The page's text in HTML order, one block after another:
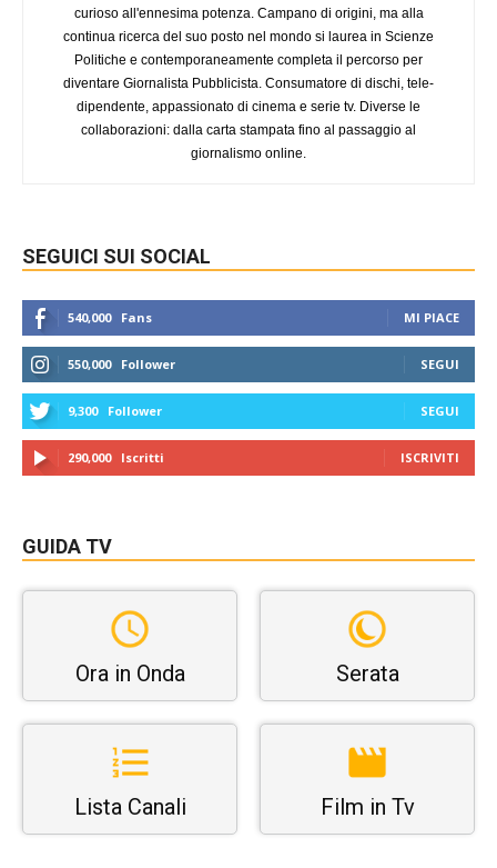
curioso all'ennesima potenza. Campano di origini, ma alla
continua ricerca del suo posto nel mondo si laurea in Scienze
Politiche e contemporaneamente completa il percorso per
diventare Giornalista Pubblicista. Consumatore di dischi, tele-
dipendente, appassionato di cinema e serie tv. Diverse le
collaborazioni: dalla carta stampata fino al passaggio al
giornalismo online.
SEGUICI SUI SOCIAL
540,000 Fans MI PIACE
550,000 Follower SEGUI
9,300 Follower SEGUI
290,000 Iscritti ISCRIVITI
GUIDA TV
Ora in Onda Serata
Lista Canali Film in Tv